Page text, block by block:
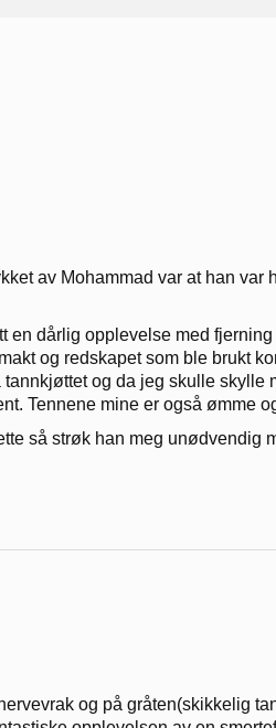
av Mohammad var at han
en dårlig opplevelse med
og redskapet som ble brukt
tannkjøttet og da jeg skulle skylle
Tennene mine er også ømme
så strøk han meg
og på gråten(skikkelig